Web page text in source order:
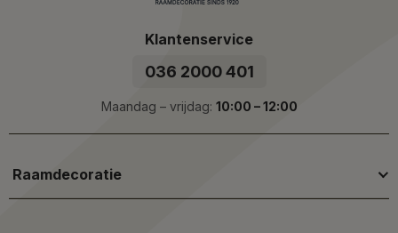
Klantenservice
036 2000 401
Maandag – vrijdag: 10:00 – 12:00
Raamdecoratie